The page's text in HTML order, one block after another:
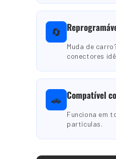
🔄
Muda de
conectores
🚗 Compatível
Funciona em
partículas.